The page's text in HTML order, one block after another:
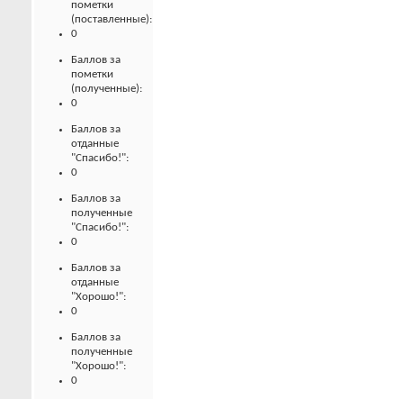
пометки
(поставленные):
0
Баллов за
пометки
(полученные):
0
Баллов за
отданные
"Спасибо!":
0
Баллов за
полученные
"Спасибо!":
0
Баллов за
отданные
"Хорошо!":
0
Баллов за
полученные
"Хорошо!":
0